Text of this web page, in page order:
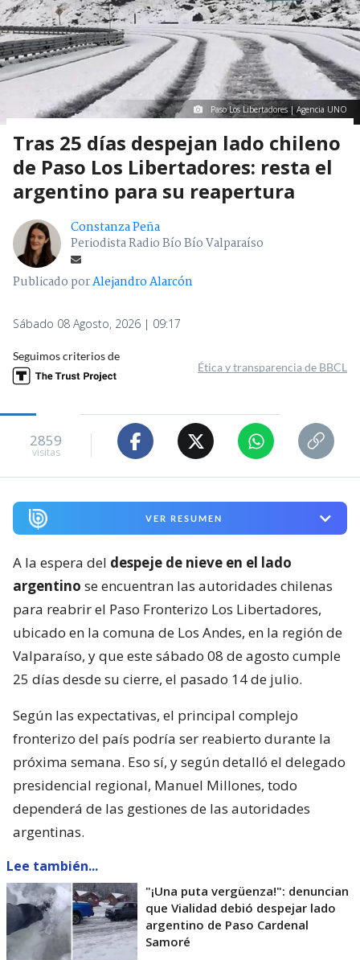
Paso Los Libertadores | Agencia UNO
Tras 25 días despejan lado chileno
de Paso Los Libertadores: resta el
argentino para su reapertura
Constanza Peña
Periodista Radio Bío Bío Valparaíso
Publicado porAlejandro Alarcón
Sábado 08 Agosto, 2026 | 09:17
Seguimos criterios de
Ética y transparencia de BBCL
2859
visitas
VER RESUMEN
A la espera del despeje de nieve en el lado
argentino se encuentran las autoridades chilenas
para reabrir el Paso Fronterizo Los Libertadores,
ubicado en la comuna de Los Andes, en la región de
Valparaíso, y que este sábado 08 de agosto cumple
25 días desde su cierre, el pasado 14 de julio.
Según las expectativas, el principal complejo
fronterizo del país podría ser reabierto durante la
próxima semana. Eso sí, y según detalló el delegado
presidencial regional, Manuel Millones, todo
dependerá de las gestiones de las autoridades
argentinas.
Lee también...
"¡Una puta vergüenza!": denuncian
que Vialidad debió despejar lado
argentino de Paso Cardenal
Samoré